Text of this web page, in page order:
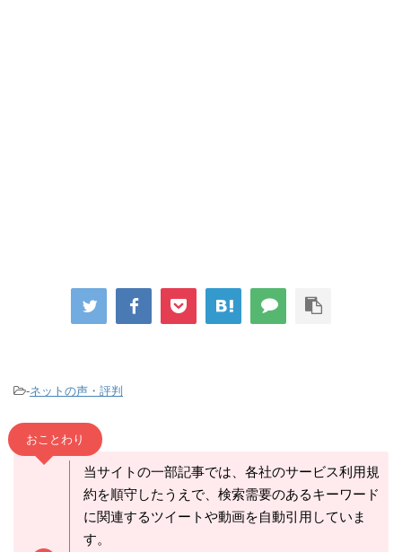
-ネットの声・評判
おことわり
当サイトの一部記事では、各社のサービス利用規
約を順守したうえで、検索需要のあるキーワード
に関連するツイートや動画を自動引用していま
す。